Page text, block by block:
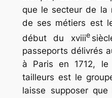
que le secteur de la
de ses métiers est
début du xviiie
passeports délivrés
à Paris en 1712,
tailleurs est le
laisse supposer